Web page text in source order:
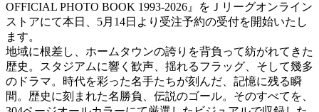
OFFICIAL PHOTO BOOK 1993-2026』をＪリーグオンライン
ストアにて本日、5月14日より受注予約の受付を開始いたし
ます。
地域に根差し、ホームタウンの誇りを背負って紡がれてきた
歴史。スタジアムに響く歓声、揺れるフラッグ、そして幾多
のドラマ。時代を彩った名手たちが刻んだ、記憶に残る瞬
間。歴史に刻まれた名勝負、伝説のゴール。そのすべてを、